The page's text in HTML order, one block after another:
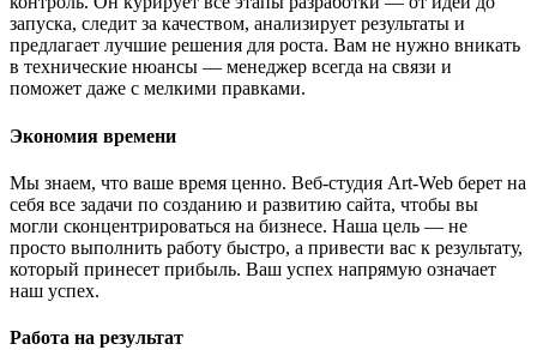
запуска, следит за качеством, анализирует результаты и
предлагает лучшие решения для роста. Вам не нужно вникать
в технические нюансы — менеджер всегда на связи и
поможет даже с мелкими правками.
Экономия времени
Мы знаем, что ваше время ценно. Веб-студия Art-Web берет на
себя все задачи по созданию и развитию сайта, чтобы вы
могли сконцентрироваться на бизнесе. Наша цель — не
просто выполнить работу быстро, а привести вас к результату,
который принесет прибыль. Ваш успех напрямую означает
наш успех.
Работа на результат